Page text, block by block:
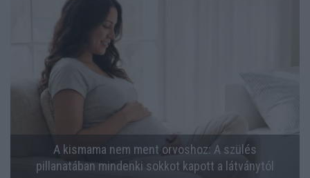
A kismama nem ment orvoshoz: A szülés
pillanatában mindenki sokkot kapott a látványtól